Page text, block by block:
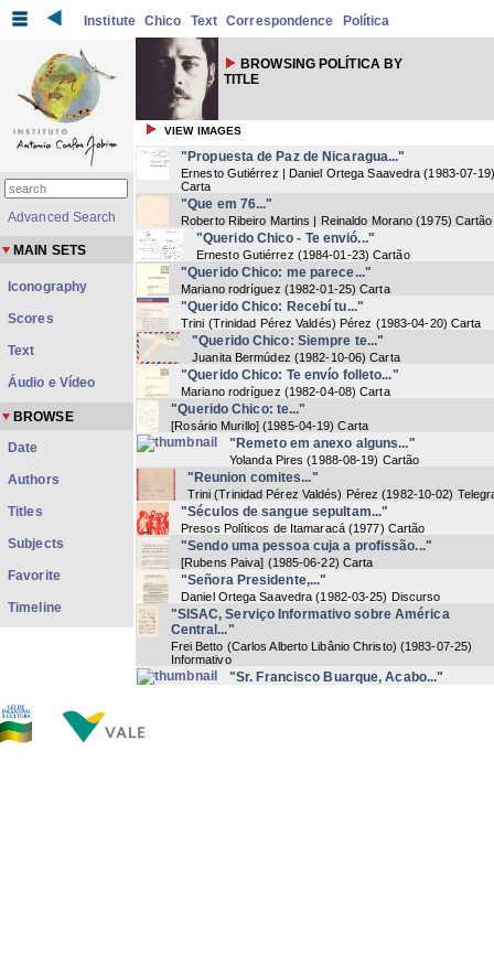
Institute Chico Text Correspondence Política
BROWSING POLÍTICA BY
TITLE
VIEW IMAGES
"Propuesta de Paz de Nicaragua..."
Ernesto Gutiérrez | Daniel Ortega Saavedra (1983-07-19
Carta
"Que em 76..."
Roberto Ribeiro Martins | Reinaldo Morano (1975) Cartão
"Querido Chico - Te envió..."
Ernesto Gutiérrez (1984-01-23) Cartão
"Querido Chico: me parece..."
Mariano rodríguez (1982-01-25) Carta
"Querido Chico: Recebí tu..."
Trini (Trinidad Pérez Valdés) Pérez (1983-04-20) Carta
"Querido Chico: Siempre te..."
Juanita Bermúdez (1982-10-06) Carta
"Querido Chico: Te envío folleto..."
Mariano rodríguez (1982-04-08) Carta
"Querido Chico: te..."
[Rosário Murillo] (1985-04-19) Carta
"Remeto em anexo alguns..."
Yolanda Pires (1988-08-19) Cartão
"Reunion comites..."
Trini (Trinidad Pérez Valdés) Pérez (1982-10-02)
"Séculos de sangue sepultam..."
Presos Políticos de Itamaracá (1977) Cartão
"Sendo uma pessoa cuja a profissão..."
[Rubens Paiva] (1985-06-22) Carta
"Señora Presidente,..."
Daniel Ortega Saavedra (1982-03-25) Discurso
"SISAC, Serviço Informativo sobre América
Central..."
Frei Betto (Carlos Alberto Libânio Christo) (1983-07-25)
Informativo
"Sr. Francisco Buarque, Acabo..."
Advanced Search
MAIN SETS
Iconography
Scores
Text
Áudio e Vídeo
BROWSE
Date
Authors
Titles
Subjects
Favorite
Timeline